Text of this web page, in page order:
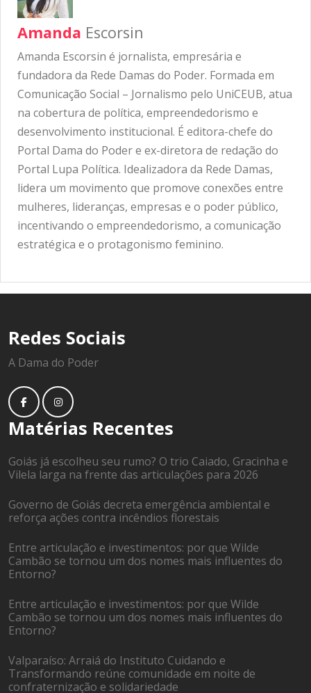
Amanda Escorsin
Amanda Escorsin é jornalista, empresária e
fundadora da Rede Damas do Poder. Formada em
Comunicação Social – Jornalismo pelo UniCEUB, atua
na cobertura de política, empreendedorismo e
desenvolvimento institucional. É editora-chefe do
Portal Dama do Poder e ex-diretora de redação do
Portal Lupa Política. Idealizadora da Rede Damas,
lidera um movimento que promove conexões entre
mulheres, lideranças, empresas e o poder público,
incentivando o empreendedorismo, a comunicação
estratégica e o protagonismo feminino.
Redes Sociais
A Dama do Poder
Matérias Recentes
Goiás já escolheu seu rumo? O trio Caiado, Gracinha e
Vilela larga na frente das articulações para 2026
Governo de Goiás decreta emergência ambiental e
reforça ações contra incêndios florestais
Entre articulação e investimentos: por que Wilde
Cambão se tornou um dos nomes mais influentes do
Entorno?
Entre articulação e investimentos: por que Wilde
Cambão se tornou um dos nomes mais influentes do
Entorno?
Valparaíso: Arraiá do Instituto Cuidando e
Transformando reúne comunidade em noite de
confraternização e solidariedade